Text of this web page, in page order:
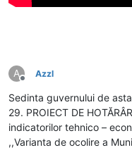
A
Deconectat
Azzl
Sedinta guvernului de
29. PROIECT DE
indicatorilor tehnico –
,,Varianta de ocolire a